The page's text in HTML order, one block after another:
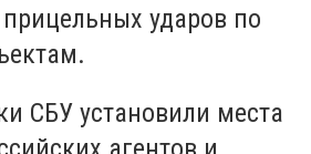
ударов по
СБУ установили места